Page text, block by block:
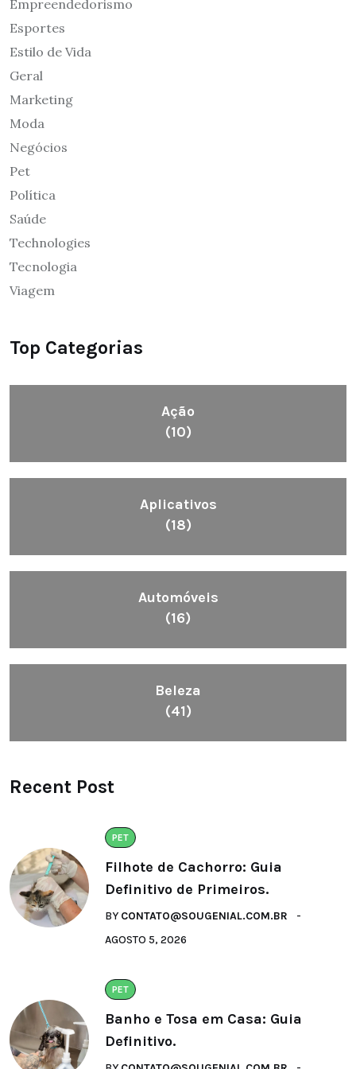
Empreendedorismo
Esportes
Estilo de Vida
Geral
Marketing
Moda
Negócios
Pet
Política
Saúde
Technologies
Tecnologia
Viagem
Top Categorias
Ação
(10)
Aplicativos
(18)
Automóveis
(16)
Beleza
(41)
Recent Post
PET
Filhote de Cachorro: Guia
Definitivo de Primeiros.
BY CONTATO@SOUGENIAL.COM.BR
AGOSTO 5, 2026
PET
Banho e Tosa em Casa: Guia
Definitivo.